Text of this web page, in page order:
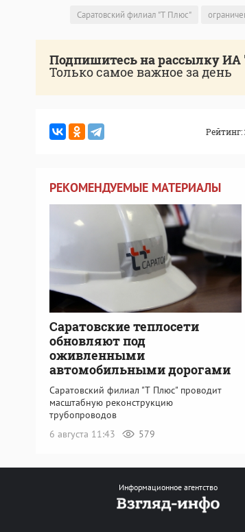
Саратовский филиал "Т Плюс"
Подпишитесь на рассылку ИА
Только самое важное за день
Рейтинг:
РЕКОМЕНДУЕМЫЕ МАТЕРИАЛЫ
Саратовские теплосети
обновляют под
оживленными
автомобильными дорогами
Саратовский филиал "Т Плюс" проводит
масштабную реконструкцию
трубопроводов
6 августа 11:43
579
Информационное агентство